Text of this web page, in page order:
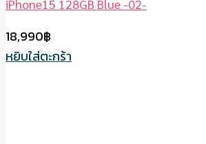
iPhone15 128GB Blue -02-
18,990฿
หยิบใส่ตะกร้า